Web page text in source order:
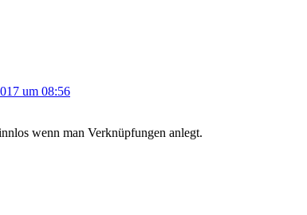
um 08:56
wenn man Verknüpfungen anlegt.